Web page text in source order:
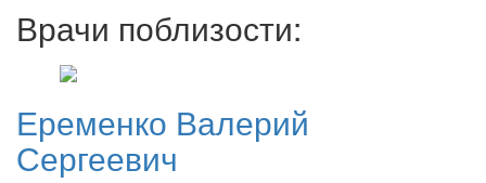
Врачи поблизости:
Еременко Валерий
Сергеевич